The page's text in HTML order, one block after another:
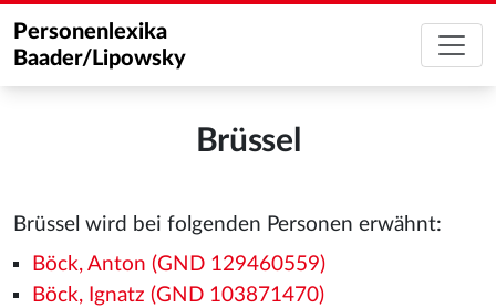
Personenlexika
Baader/Lipowsky
Brüssel
Brüssel wird bei folgenden Personen erwähnt:
Böck, Anton (GND 129460559)
Böck, Ignatz (GND 103871470)